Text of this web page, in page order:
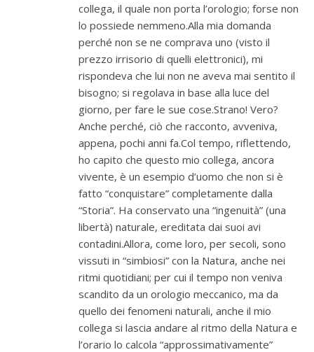
collega, il quale non porta l’orologio; forse non
lo possiede nemmeno.Alla mia domanda
perché non se ne comprava uno (visto il
prezzo irrisorio di quelli elettronici), mi
rispondeva che lui non ne aveva mai sentito il
bisogno; si regolava in base alla luce del
giorno, per fare le sue cose.Strano! Vero?
Anche perché, ciò che racconto, avveniva,
appena, pochi anni fa.Col tempo, riflettendo,
ho capito che questo mio collega, ancora
vivente, è un esempio d’uomo che non si è
fatto “conquistare” completamente dalla
“Storia”. Ha conservato una “ingenuità” (una
libertà) naturale, ereditata dai suoi avi
contadini.Allora, come loro, per secoli, sono
vissuti in “simbiosi” con la Natura, anche nei
ritmi quotidiani; per cui il tempo non veniva
scandito da un orologio meccanico, ma da
quello dei fenomeni naturali, anche il mio
collega si lascia andare al ritmo della Natura e
l’orario lo calcola “approssimativamente”